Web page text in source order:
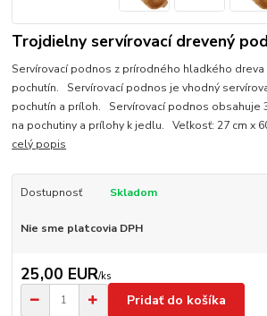
Trojdielny servírovací drevený
Servírovací podnos z prírodného hladkého dreva
pochutín. Servírovací podnos je vhodný
pochutín a príloh. Servírovací podnos obsahuje
na pochutiny a prílohy k jedlu. Veľkosť: 27 cm x
celý popis
Dostupnosť Skladom
Nie sme platcovia DPH
25,00 EUR/ks
Pridať do košíka